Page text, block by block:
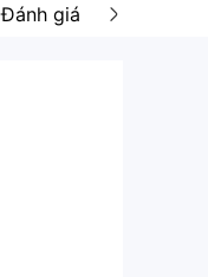
quyết vấn đề.
Đánh giá